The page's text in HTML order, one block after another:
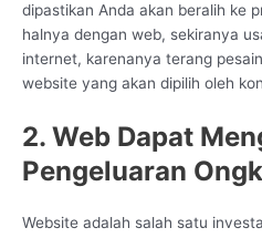
dipastikan Anda akan beralih ke
halnya dengan web, sekiranya
internet, karenanya terang
website yang akan dipilih oleh
2. Web Dapat
Pengeluaran
Website adalah salah satu